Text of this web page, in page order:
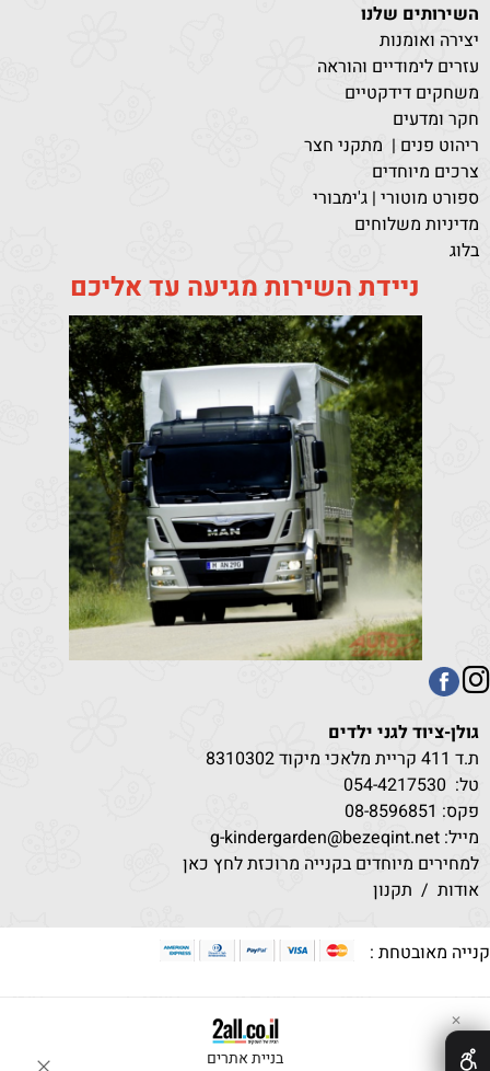
השירותים שלנו
יצירה ואומנות
עזרים לימודיים והוראה
משחקים דידקטיים
חקר ומדעים
ריהוט פנים | מתקני חצר
צרכים מיוחדים
ספורט מוטורי | ג'ימבורי
מדיניות משלוחים
בלוג
ניידת השירות מגיעה עד אליכם
גולן-ציוד לגני ילדים
ת.ד 411 קריית מלאכי מיקוד 8310302
טל:
054-4217530
פקס: 08-8596851
מייל: g-kindergarden@bezeqint.net
למחירים מיוחדים בקנייה מרוכזת לחץ כאן
אודות / תקנון
קנייה מאובטחת :
בניית אתרים
✕